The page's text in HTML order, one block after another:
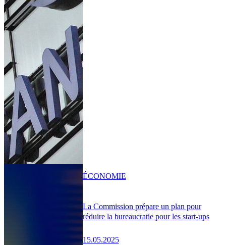
La Commission prépare un plan pour
réduire la bureaucratie pour les start-ups
15.05.2025
ÉCONOMIE